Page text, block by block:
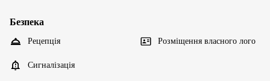
Безпека
Рецепція Розміщення власного лого
Сигналізація